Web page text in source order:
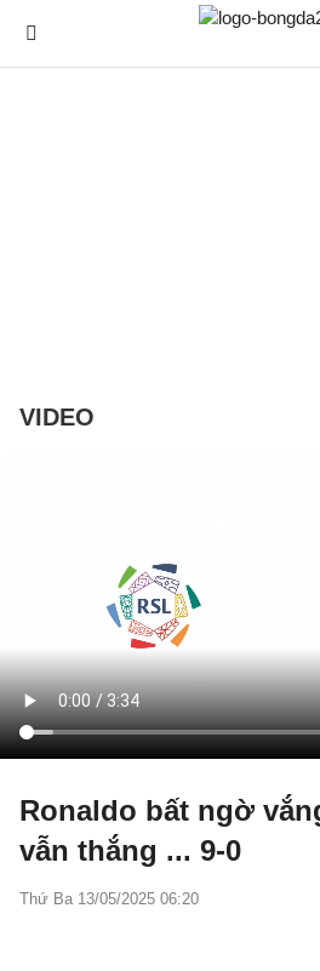
VIDEO
Ronaldo bất ngờ
vẫn thắng ... 9-0
Thứ Ba 13/05/2025 06:20